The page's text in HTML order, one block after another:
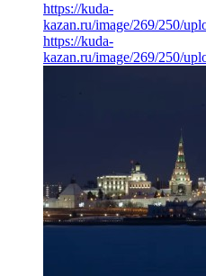
https://kuda-
kazan.ru/image/269/250/
https://kuda-
kazan.ru/image/269/250/